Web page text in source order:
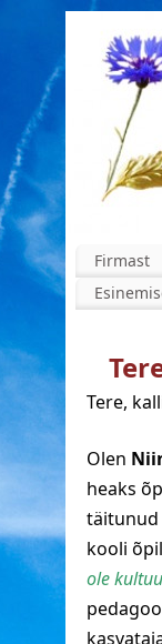
Firmast
Tere,
Olen
heaks
täitunud
kooli
ole